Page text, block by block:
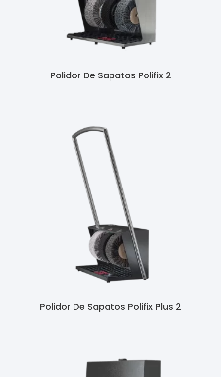
Polidor De Sapatos Polifix 2
Polidor De Sapatos Polifix Plus 2